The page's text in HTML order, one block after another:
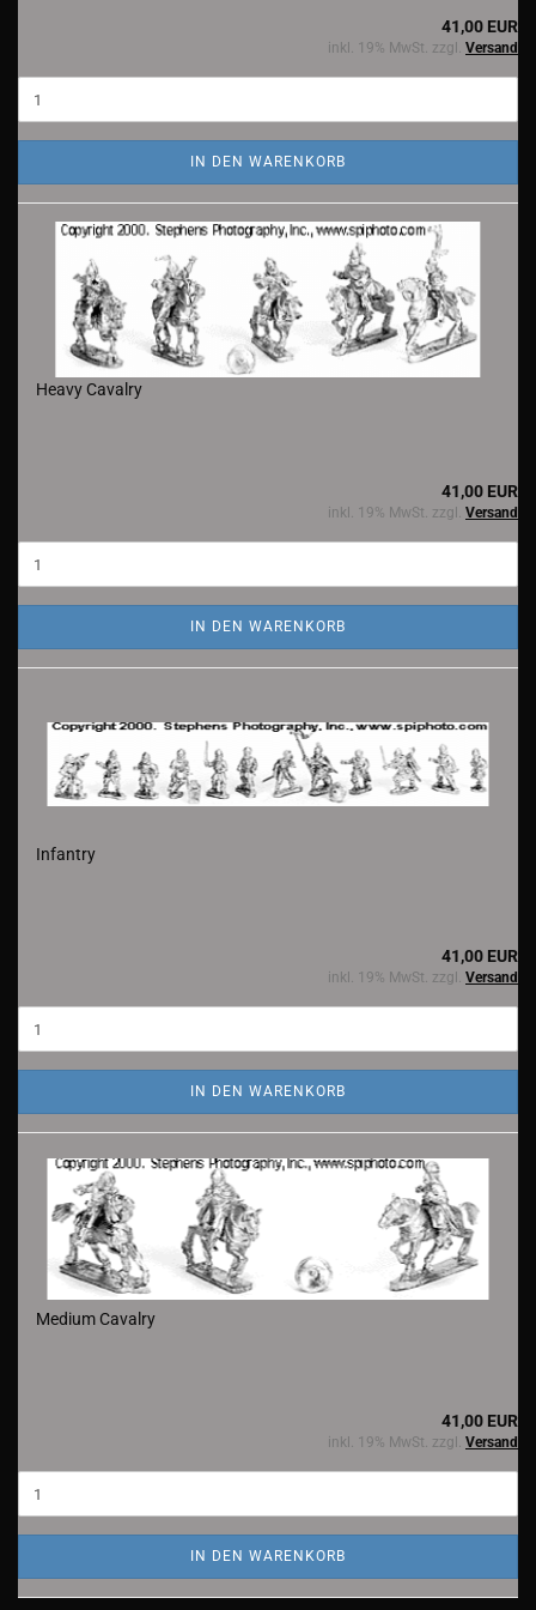
41,00 EUR
inkl. 19% MwSt. zzgl. Versand
IN DEN WARENKORB
Heavy Cavalry
41,00 EUR
inkl. 19% MwSt. zzgl. Versand
IN DEN WARENKORB
Infantry
41,00 EUR
inkl. 19% MwSt. zzgl. Versand
IN DEN WARENKORB
Medium Cavalry
41,00 EUR
inkl. 19% MwSt. zzgl. Versand
IN DEN WARENKORB